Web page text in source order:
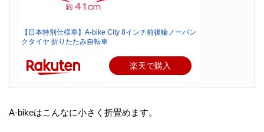
【日本特別仕様車】A-bike City 8インチ前後輪ノーパン
クタイヤ 折りたたみ自転車
楽天で購入
A-bikeはこんなに小さく折畳めます。